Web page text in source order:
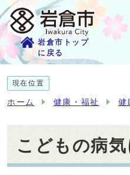
岩倉市トップ
に戻る
現在位置
ホーム 健康・福祉 健
こどもの病